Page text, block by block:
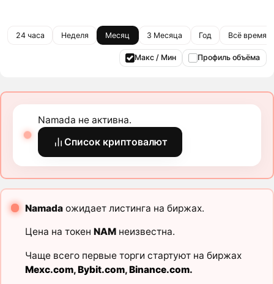
24 часа Неделя Месяц 3 Месяца Год Всё время
Макс / Мин Профиль объёма
Namada не активна.
Список криптовалют
Namadaожидает листинга на биржах.
Цена на токен NAMнеизвестна.
Чаще всего первые торги стартуют на биржах
Mexc.com,Bybit.com,Binance.com.